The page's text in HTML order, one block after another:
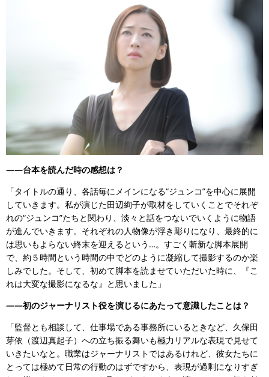
――台本を読んだ時の感想は？
「タイトルの通り、各話毎にメインになる“ジュンコ”を中心に展開
していきます。私が演じた田辺絢子が取材をしていくことでそれぞ
れの“ジュンコ”たちと関わり、淡々と話をつないでいくように物語
が進んでいきます。それぞれの人物像が浮き彫りになり、最終的に
は思いもよらない終末を迎えるという…。すごく斬新な脚本展開
で、約５時間という時間の中でどのように凝縮して撮影するのか楽
しみでした。そして、初めて脚本を読ませていただいた時に、『こ
れは大変な撮影になるな』と思いました」
――初のジャーナリスト役を演じるにあたって意識したことは？
「監督とも相談して、仕事場である事務所にいるときなど、久保田
芽依（渡辺真起子）への立ち振る舞いも極力リアルな表現で見せて
いきたいなと。職業はジャーナリストではあるけれど、彼女たちに
とっては極めて日常の行動のはずですから、表現が過剰になりすぎ